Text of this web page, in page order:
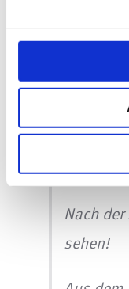
Sie
dafür.
Kehre
Höhen
Nach
sehen!